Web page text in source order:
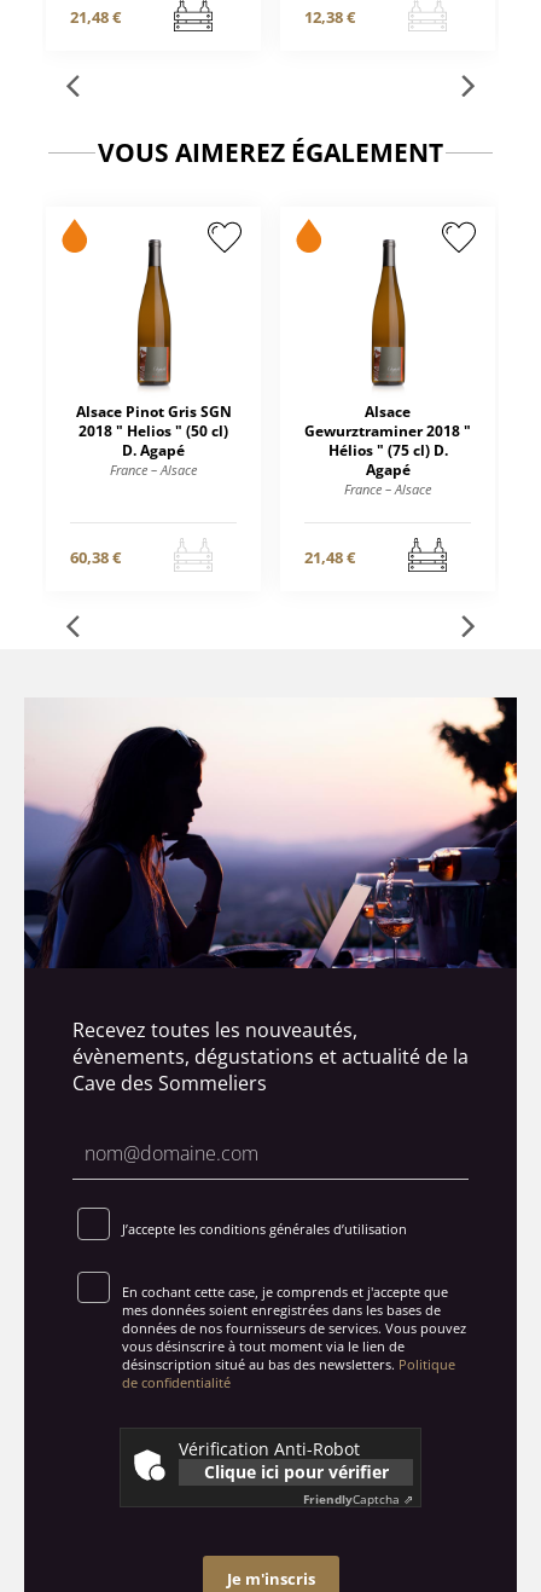
21,48 € 12,38 €
VOUS AIMEREZ ÉGALEMENT
Alsace Pinot Gris SGN
2018 " Helios " (50 cl)
D. Agapé
France – Alsace
60,38 €
Alsace
Gewurztraminer 2018 "
Hélios " (75 cl) D.
Agapé
France – Alsace
21,48 €
Recevez toutes les nouveautés,
évènements, dégustations et actualité de la
Cave des Sommeliers
J’accepte les conditions générales d’utilisation
En cochant cette case, je comprends et j'accepte que
mes données soient enregistrées dans les bases de
données de nos fournisseurs de services. Vous pouvez
vous désinscrire à tout moment via le lien de
désinscription situé au bas des newsletters. Politique
de confidentialité
Vérification Anti-Robot
Clique ici pour vérifier
FriendlyCaptcha ⇗
Je m'inscris